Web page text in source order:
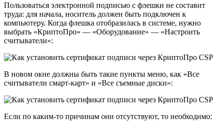
Пользоваться электронной подписью с флешки не составит
труда: для начала, носитель должен быть подключен к
компьютеру. Когда флешка отобразилась в системе, нужно
выбрать «КриптоПро» — «Оборудование» — «Настроить
считыватели»:
В новом окне должны быть такие пункты меню, как «Все
считыватели смарт-карт» и «Все съемные диски»:
Если по каким-то причинам они отсутствуют, то необходимо: